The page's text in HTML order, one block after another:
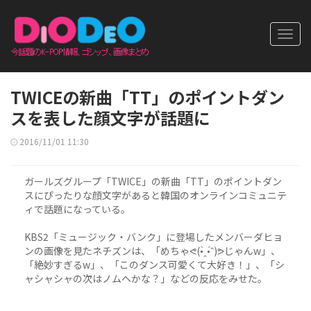
TWICEの新曲「TT」のポイントダン
スを表した顔文字が話題に
2016/11/01 11:30
ガールズグループ「TWICE」の新曲「TT」のポイントダン
スにぴったりな顔文字があると韓国のオンラインコミュニテ
ィで話題になっている。
KBS2「ミュージック・バンク」に登場したメンバーダヒョ
ンの画像を見たネチズンは、「めちゃᕙ(•̀‸•́‶)ᕗじゃんw」、
「絶妙すぎるw」、「このダンス可愛くて大好き！」、「シ
ャシャシャの次はノムヘかな？」などの反応をみせた。